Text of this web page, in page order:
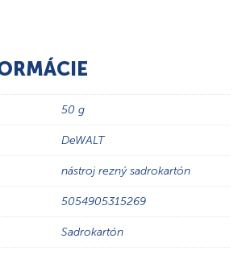
50 g
DeWALT
nástroj rezný sadrokartón
5054905315269
Sadrokartón